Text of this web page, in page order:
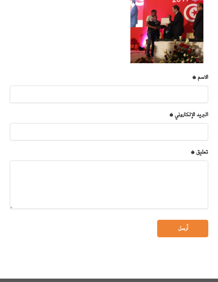
الاسم *
البريد الإلكتروني *
تعليق *